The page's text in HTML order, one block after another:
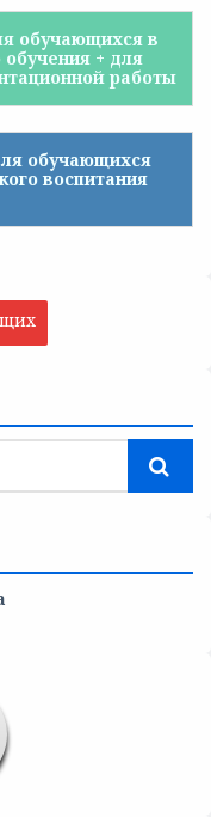
обучающихся в
+ для
работы
обучающихся
воспитания